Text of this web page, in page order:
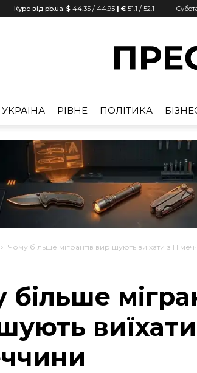
Курс від pb.ua: $ 44.35 / 44.95 | € 51.1 / 52.1
УКРАЇНА РІВНЕ ПОЛІТИКА
Чому більше мігрантів вирішують виїхати з